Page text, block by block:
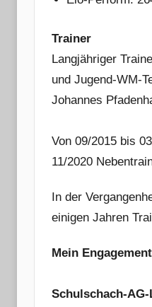
Trainer
Langjähriger
und Jugend-WM-
Johannes
Von 09/2015 bis
11/2020
In der
einigen Jahren
Mein
Schulschach-